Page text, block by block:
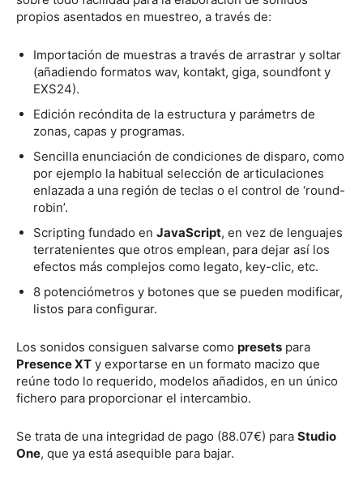
propios asentados en muestreo, a través de:
Importación de muestras a través de arrastrar y soltar
(añadiendo formatos wav, kontakt, giga, soundfont y
EXS24).
Edición recóndita de la estructura y parámetrs de
zonas, capas y programas.
Sencilla enunciación de condiciones de disparo, como
por ejemplo la habitual selección de articulaciones
enlazada a una región de teclas o el control de ‘round-
robin’.
Scripting fundado en JavaScript, en vez de lenguajes
terratenientes que otros emplean, para dejar así los
efectos más complejos como legato, key-clic, etc.
8 potenciómetros y botones que se pueden modificar,
listos para configurar.
Los sonidos consiguen salvarse como presets para
Presence XT y exportarse en un formato macizo que
reúne todo lo requerido, modelos añadidos, en un único
fichero para proporcionar el intercambio.
Se trata de una integridad de pago (88.07€) para Studio
One, que ya está asequible para bajar.